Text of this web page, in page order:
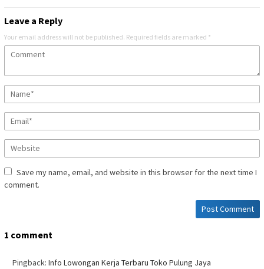
Leave a Reply
Your email address will not be published. Required fields are marked *
Save my name, email, and website in this browser for the next time I
comment.
1 comment
Pingback: Info Lowongan Kerja Terbaru Toko Pulung Jaya